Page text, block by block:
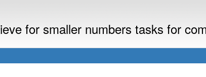
for smaller numbers tasks for